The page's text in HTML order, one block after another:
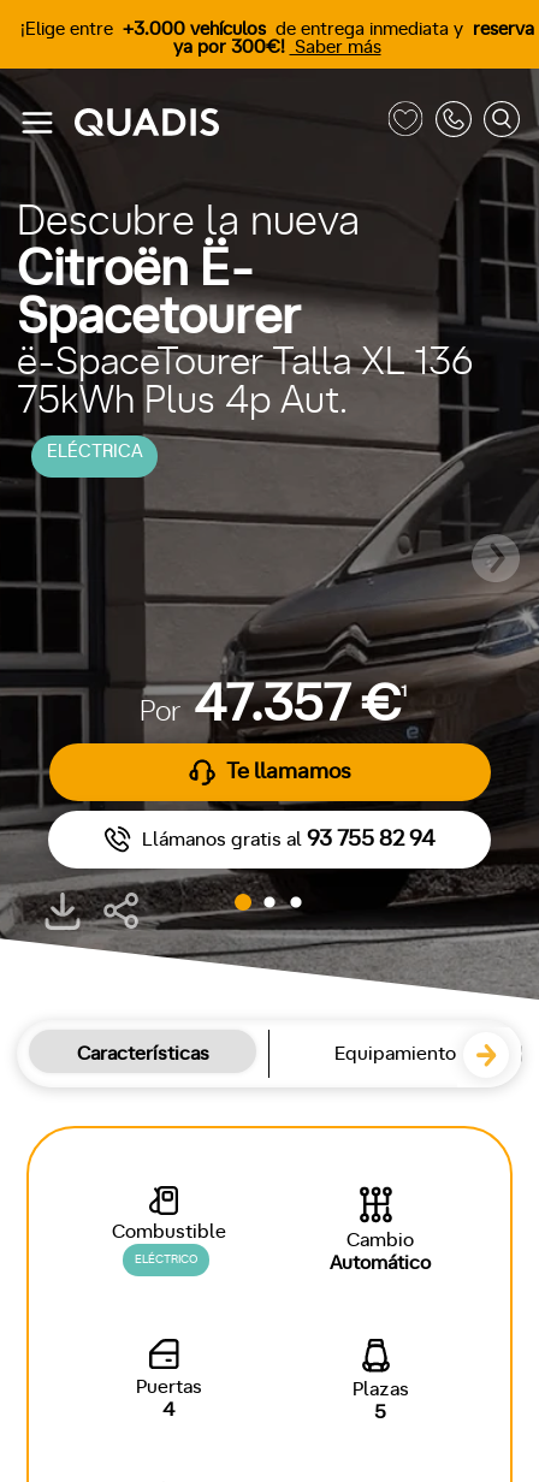
¡Elige entre +3.000 vehículos de entrega inmediata y reserva
ya por 300€! Saber más
Descubre la nueva
Citroën Ë-
Spacetourer
ELÉCTRICA
ë-SpaceTourer Talla XL 136
75kWh Plus 4p Aut.
Por 47.357 €1
Te llamamos
Llámanos gratis al 93 755 82 94
Características Equipamiento
Combustible
ELÉCTRICO
Cambio
Automático
Puertas
4
Plazas
5